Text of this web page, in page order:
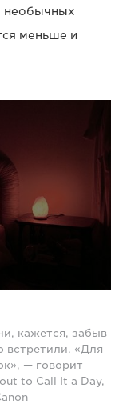
необычных
меньше и
кажется, забыв
встретили. «Для
— говорит
to Call It a Day,